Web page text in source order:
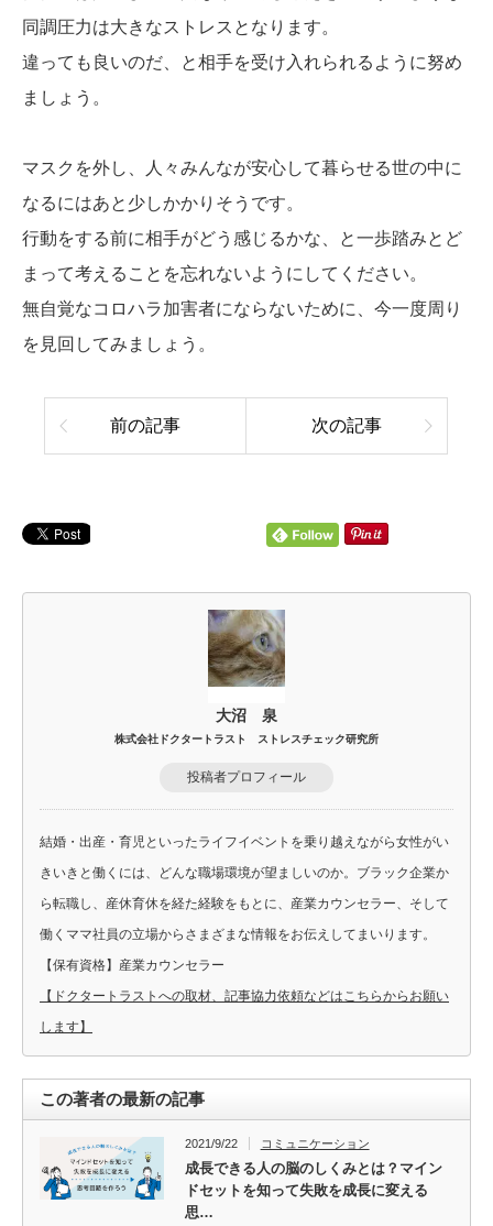
同調圧力は大きなストレスとなります。
違っても良いのだ、と相手を受け入れられるように努め
ましょう。
マスクを外し、人々みんなが安心して暮らせる世の中に
なるにはあと少しかかりそうです。
行動をする前に相手がどう感じるかな、と一歩踏みとど
まって考えることを忘れないようにしてください。
無自覚なコロハラ加害者にならないために、今一度周り
を見回してみましょう。
前の記事 次の記事
大沼 泉
株式会社ドクタートラスト ストレスチェック研究所
投稿者プロフィール
結婚・出産・育児といったライフイベントを乗り越えながら女性がい
きいきと働くには、どんな職場環境が望ましいのか。ブラック企業か
ら転職し、産休育休を経た経験をもとに、産業カウンセラー、そして
働くママ社員の立場からさまざまな情報をお伝えしてまいります。
【保有資格】産業カウンセラー
【ドクタートラストへの取材、記事協力依頼などはこちらからお願い
します】
この著者の最新の記事
2021/9/22 コミュニケーション
成長できる人の脳のしくみとは？マイン
ドセットを知って失敗を成長に変える
思…